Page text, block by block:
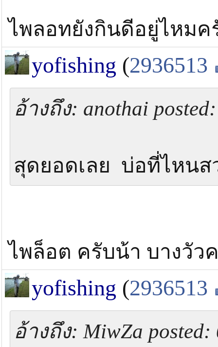
ไพลอทยังกินดีอยู่ไหมค
yofishing (2936513
อ้างถึง: anothai
สุดยอดเลย บ่อที่ไหนส
ไพล็อต ครับน้า บางวัว
yofishing (2936513
อ้างถึง: MiwZa